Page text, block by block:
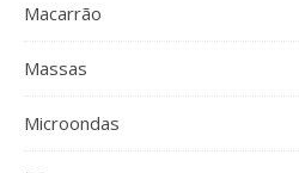
Macarrão
Massas
Microondas